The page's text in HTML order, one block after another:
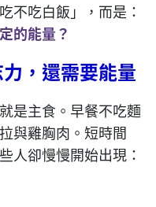
不吃白飯」，而是：
的能量？
，還需要能量
是主食。早餐不吃麵
與雞胸肉。短時間
人卻慢慢開始出現：